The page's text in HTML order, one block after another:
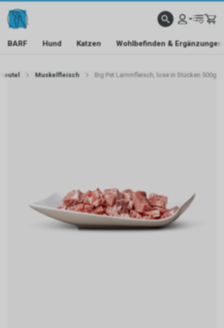
BARF Hund Katzen Wohlbefinden & Ergänzungen
Muskelfleisch Big Pet Lammfleisch, lose in Stücken 500g